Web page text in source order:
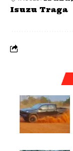
Isuzu Traga